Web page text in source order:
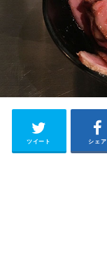
ツイート シェア